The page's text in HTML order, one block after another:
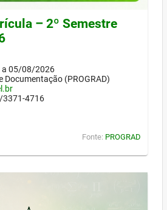
– 2º Semestre
a 05/08/2026
Documentação (PROGRAD)
3371-4716
Fonte: PROGRAD